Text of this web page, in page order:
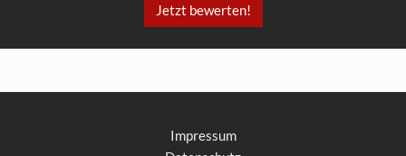
Jetzt bewerten!
Impressum